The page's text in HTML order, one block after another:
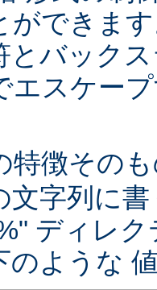
ができま
とバック
エスケー
特徴その
文字列に
ディレ
のような